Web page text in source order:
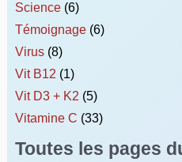
Science(6)
Témoignage(6)
Virus(8)
Vit B12 (1)
Vit D3 + K2 (5)
Vitamine C (33)
Toutes les pages